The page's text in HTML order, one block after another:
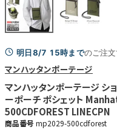
明日8/7 15時までのご注
マンハッタンポーテージ
マンハッタンポーテージ シ
ーポーチ ポシェット
500CDFOREST LINECPN
商品番号 mp2029-500cdforest